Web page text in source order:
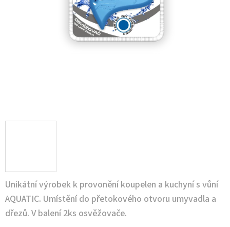
Unikátní výrobek k provonění koupelen a kuchyní s vůní
AQUATIC. Umístění do přetokového otvoru umyvadla a
dřezů. V balení 2ks osvěžovače.